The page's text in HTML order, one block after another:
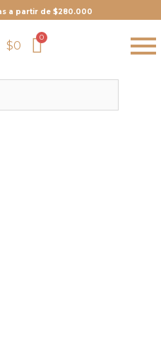
a partir de $280.000
$0